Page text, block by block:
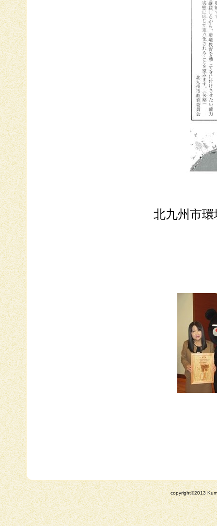
北九州市
copyright©2013